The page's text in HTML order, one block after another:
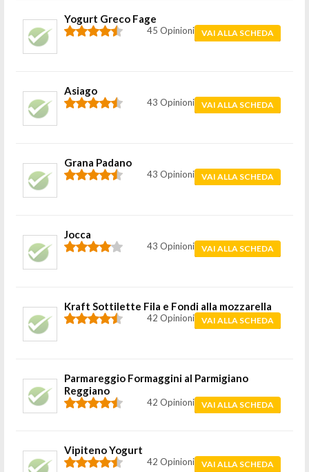
Yogurt Greco Fage
45 Opinioni VAI ALLA SCHEDA
Asiago
43 Opinioni VAI ALLA SCHEDA
Grana Padano
43 Opinioni VAI ALLA SCHEDA
Jocca
43 Opinioni VAI ALLA SCHEDA
Kraft Sottilette Fila e Fondi alla mozzarella
42 Opinioni VAI ALLA SCHEDA
Parmareggio Formaggini al Parmigiano
Reggiano
42 Opinioni VAI ALLA SCHEDA
Vipiteno Yogurt
42 Opinioni VAI ALLA SCHEDA